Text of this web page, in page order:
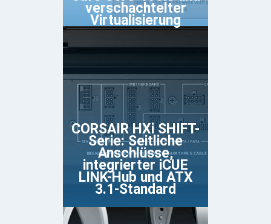
verschachtelter
Virtualisierung
CORSAIR HXi SHIFT-
Serie: Seitliche
Anschlüsse,
integrierter iCUE
LINK-Hub und ATX
3.1-Standard